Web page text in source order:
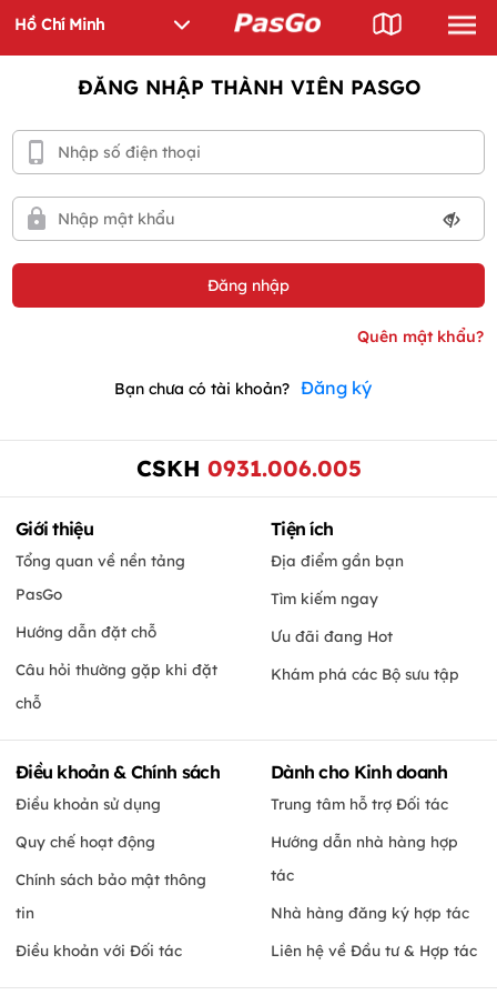
ĐĂNG NHẬP THÀNH VIÊN PASGO
Bạn chưa có tài khoản? Đăng ký
CSKH 0931.006.005
Giới thiệu
Tổng quan về nền tảng
PasGo
Hướng dẫn đặt chỗ
Câu hỏi thường gặp khi đặt
chỗ
Tiện ích
Địa điểm gần bạn
Tìm kiếm ngay
Ưu đãi đang Hot
Khám phá các Bộ sưu tập
Điều khoản & Chính sách
Điều khoản sử dụng
Quy chế hoạt động
Chính sách bảo mật thông
tin
Điều khoản với Đối tác
Dành cho Kinh doanh
Trung tâm hỗ trợ Đối tác
Hướng dẫn nhà hàng hợp
tác
Nhà hàng đăng ký hợp tác
Liên hệ về Đầu tư & Hợp tác